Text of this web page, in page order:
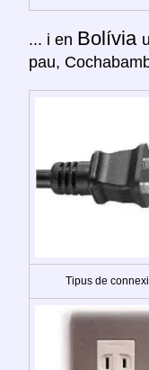
... i en Bolívia
pau,
Tipus de